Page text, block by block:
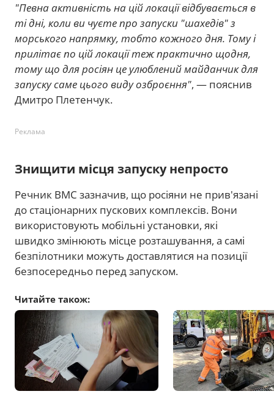
"Певна активність на цій локації відбувається в
ті дні, коли ви чуєте про запуски "шахедів" з
морського напрямку, тобто кожного дня. Тому і
прилітає по цій локації теж практично щодня,
тому що для росіян це улюблений майданчик для
запуску саме цього виду озброєння", — пояснив
Дмитро Плетенчук.
Реклама
Знищити місця запуску непросто
Речник ВМС зазначив, що росіяни не прив'язані
до стаціонарних пускових комплексів. Вони
використовують мобільні установки, які
швидко змінюють місце розташування, а самі
безпілотники можуть доставлятися на позиції
безпосередньо перед запуском.
Читайте також: